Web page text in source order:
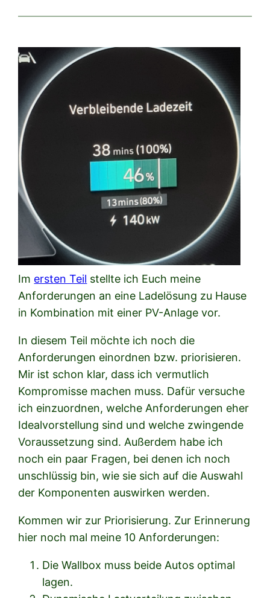
Im ersten Teil stellte ich Euch meine
Anforderungen an eine Ladelösung zu Hause
in Kombination mit einer PV-Anlage vor.
In diesem Teil möchte ich noch die
Anforderungen einordnen bzw. priorisieren.
Mir ist schon klar, dass ich vermutlich
Kompromisse machen muss. Dafür versuche
ich einzuordnen, welche Anforderungen eher
Idealvorstellung sind und welche zwingende
Voraussetzung sind. Außerdem habe ich
noch ein paar Fragen, bei denen ich noch
unschlüssig bin, wie sie sich auf die Auswahl
der Komponenten auswirken werden.
Kommen wir zur Priorisierung. Zur Erinnerung
hier noch mal meine 10 Anforderungen:
Die Wallbox muss beide Autos optimal
lagen.